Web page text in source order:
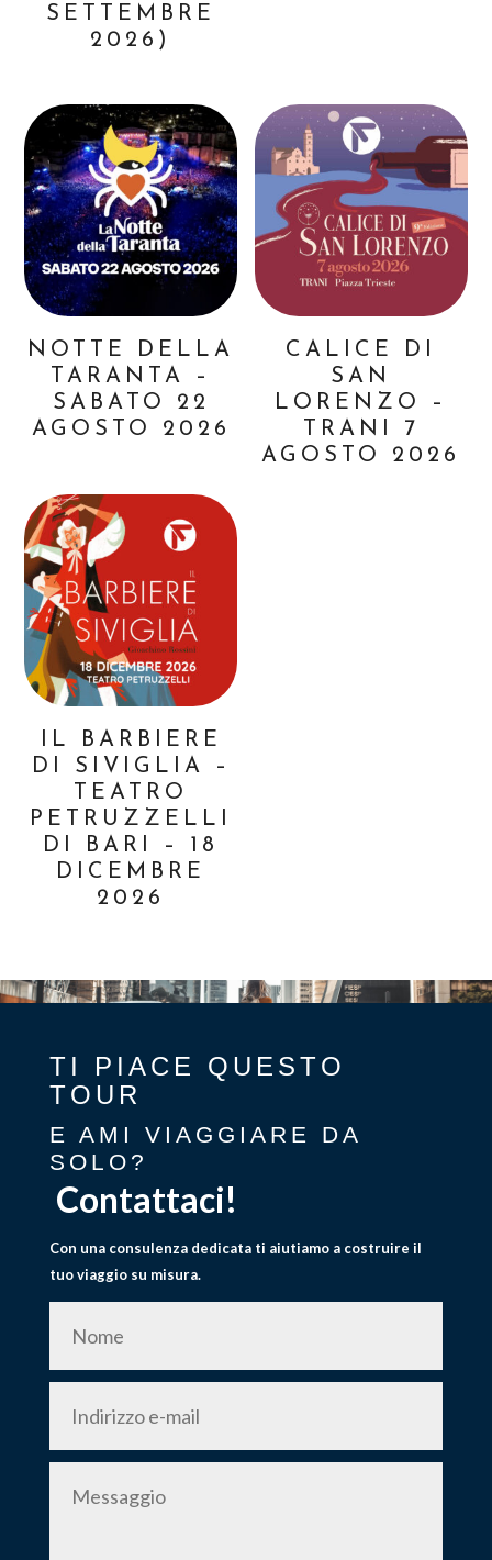
SETTEMBRE
2026)
NOTTE DELLA
TARANTA –
SABATO 22
AGOSTO 2026
CALICE DI
SAN
LORENZO –
TRANI 7
AGOSTO 2026
IL BARBIERE
DI SIVIGLIA –
TEATRO
PETRUZZELLI
DI BARI – 18
DICEMBRE
2026
TI PIACE QUESTO
TOUR
E AMI VIAGGIARE DA
SOLO?
Contattaci!
Con una consulenza dedicata ti aiutiamo a costruire il
tuo viaggio su misura.